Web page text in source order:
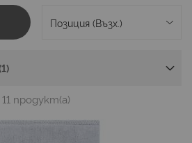
11 продукт(а)